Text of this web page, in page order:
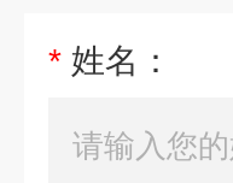
* 姓名：